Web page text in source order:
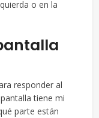
o en la
responder al
tiene mi
parte están